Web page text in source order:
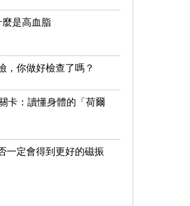
是高血脂
，你做好檢查了嗎？
卡：讀懂身體的「荷爾
一定會得到更好的磁振